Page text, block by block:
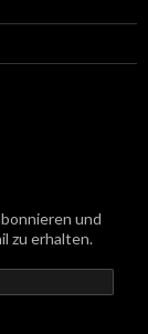
und
zu erhalten.